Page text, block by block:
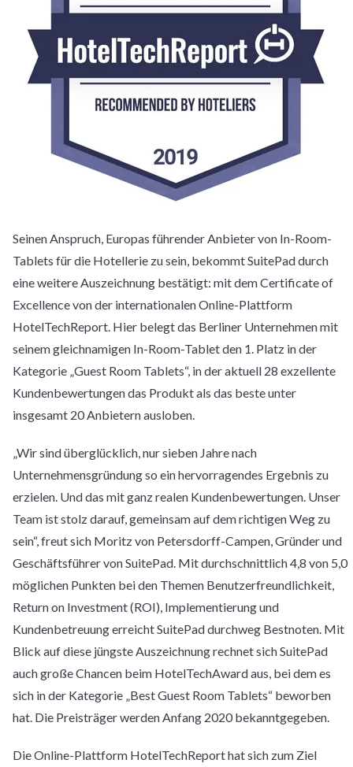
Seinen Anspruch, Europas führender Anbieter von In-Room-
Tablets für die Hotellerie zu sein, bekommt SuitePad durch
eine weitere Auszeichnung bestätigt: mit dem Certificate of
Excellence von der internationalen Online-Plattform
HotelTechReport. Hier belegt das Berliner Unternehmen mit
seinem gleichnamigen In-Room-Tablet den 1. Platz in der
Kategorie „Guest Room Tablets“, in der aktuell 28 exzellente
Kundenbewertungen das Produkt als das beste unter
insgesamt 20 Anbietern ausloben.
„Wir sind überglücklich, nur sieben Jahre nach
Unternehmensgründung so ein hervorragendes Ergebnis zu
erzielen. Und das mit ganz realen Kundenbewertungen. Unser
Team ist stolz darauf, gemeinsam auf dem richtigen Weg zu
sein“, freut sich Moritz von Petersdorff-Campen, Gründer und
Geschäftsführer von SuitePad. Mit durchschnittlich 4,8 von 5,0
möglichen Punkten bei den Themen Benutzerfreundlichkeit,
Return on Investment (ROI), Implementierung und
Kundenbetreuung erreicht SuitePad durchweg Bestnoten. Mit
Blick auf diese jüngste Auszeichnung rechnet sich SuitePad
auch große Chancen beim HotelTechAward aus, bei dem es
sich in der Kategorie „Best Guest Room Tablets“ beworben
hat. Die Preisträger werden Anfang 2020 bekanntgegeben.
Die Online-Plattform HotelTechReport hat sich zum Ziel